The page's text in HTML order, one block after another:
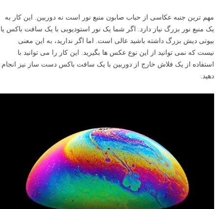
مهم ترین جنبه عکاسی از حباب صابون منبع نور است نه دوربین. این کار به
یک منبع نور بزرگ نیاز دارد. اگر شما یک نور استودیویی با یک سافت باکس یا
بیوتی دیش بزرگ داشته باشید عالی است. اما اگر ندارید، به این معنی
نیست که نمی توانید از این نوع عکس ها بگیرید. این کار را می توانید با
استفاده از یک فلاش خارج از دوربین با یک سافت باکس دست ساز نیز انجام
دهید.